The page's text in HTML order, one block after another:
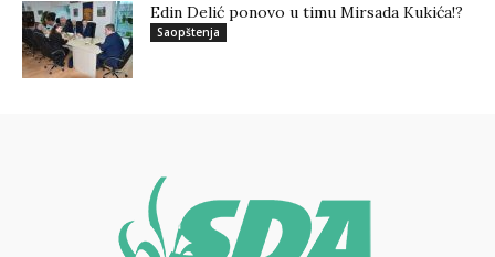
Edin Delić ponovo u timu Mirsada Kukića!?
Saopštenja